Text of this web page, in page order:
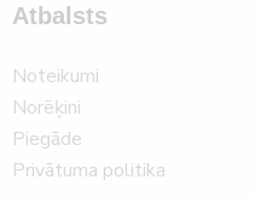
Atbalsts
Noteikumi
Norēķini
Piegāde
Privātuma politika